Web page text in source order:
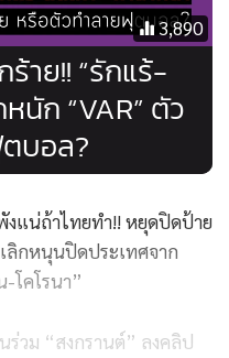
3,890
าย!! “รักแร้-
นัก “VAR” ตัว
บอล?
แน่ถ้าไทยทำ!! หยุดปิดป้าย
ลิกหนุนปิดประเทศจาก
-โคโรนา”
ร่วม “สงกรานต์” ลงคลิป